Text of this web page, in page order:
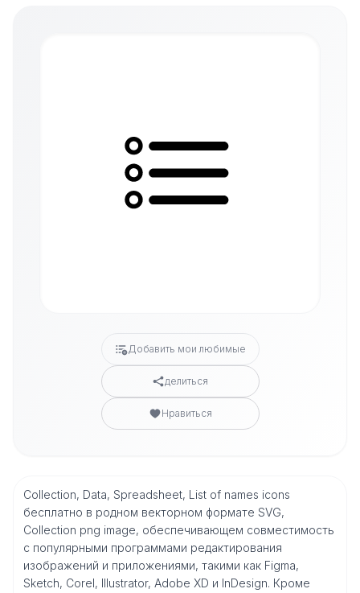
Добавить мои любимые
делиться
Нравиться
Collection, Data, Spreadsheet, List of names icons
бесплатно в родном векторном формате SVG,
Collection png image, обеспечивающем совместимость
с популярными программами редактирования
изображений и приложениями, такими как Figma,
Sketch, Corel, Illustrator, Adobe XD и InDesign. Кроме